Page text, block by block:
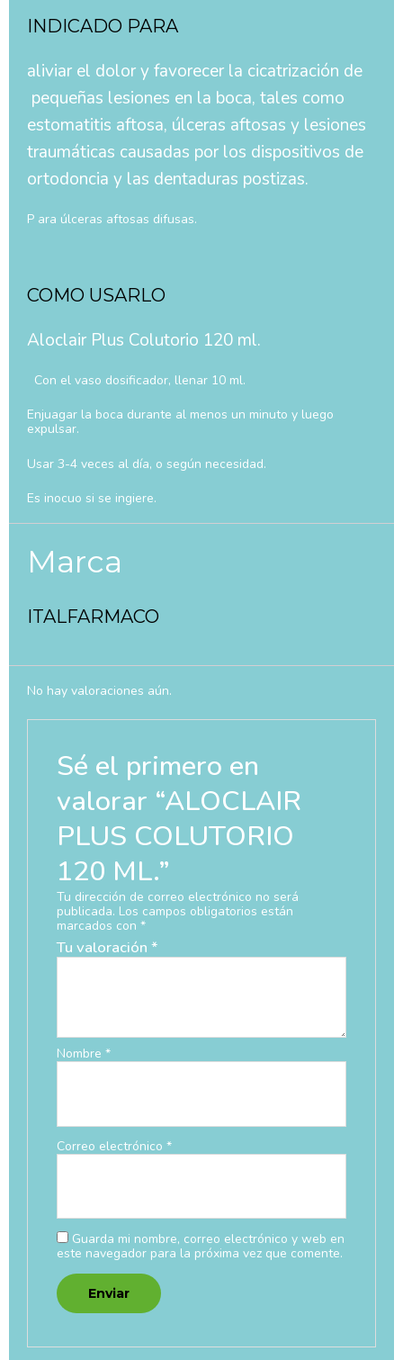
INDICADO PARA
aliviar el dolor y favorecer la cicatrización de
pequeñas lesiones en la boca, tales como
estomatitis aftosa, úlceras aftosas y lesiones
traumáticas causadas por los dispositivos de
ortodoncia y las dentaduras postizas.
P ara úlceras aftosas difusas.
COMO USARLO
Aloclair Plus Colutorio 120 ml.
Con el vaso dosificador, llenar 10 ml.
Enjuagar la boca durante al menos un minuto y luego
expulsar.
Usar 3-4 veces al día, o según necesidad.
Es inocuo si se ingiere.
Marca
ITALFARMACO
No hay valoraciones aún.
Sé el primero en
valorar “ALOCLAIR
PLUS COLUTORIO
120 ML.”
Tu dirección de correo electrónico no será
publicada. Los campos obligatorios están
marcados con *
Tu valoración *
Nombre *
Correo electrónico *
Guarda mi nombre, correo electrónico y web en
este navegador para la próxima vez que comente.